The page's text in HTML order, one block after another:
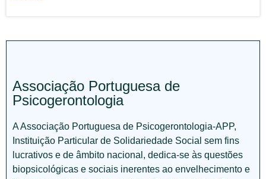
Associação Portuguesa de
Psicogerontologia
A Associação Portuguesa de Psicogerontologia-APP,
Instituição Particular de Solidariedade Social sem fins
lucrativos e de âmbito nacional, dedica-se às questões
biopsicológicas e sociais inerentes ao envelhecimento e